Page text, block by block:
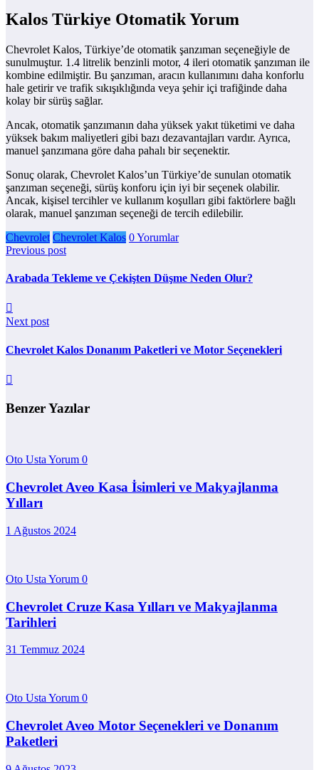
Kalos Türkiye Otomatik Yorum
Chevrolet Kalos, Türkiye’de otomatik şanzıman seçeneğiyle de
sunulmuştur. 1.4 litrelik benzinli motor, 4 ileri otomatik şanzıman ile
kombine edilmiştir. Bu şanzıman, aracın kullanımını daha konforlu
hale getirir ve trafik sıkışıklığında veya şehir içi trafiğinde daha
kolay bir sürüş sağlar.
Ancak, otomatik şanzımanın daha yüksek yakıt tüketimi ve daha
yüksek bakım maliyetleri gibi bazı dezavantajları vardır. Ayrıca,
manuel şanzımana göre daha pahalı bir seçenektir.
Sonuç olarak, Chevrolet Kalos’un Türkiye’de sunulan otomatik
şanzıman seçeneği, sürüş konforu için iyi bir seçenek olabilir.
Ancak, kişisel tercihler ve kullanım koşulları gibi faktörlere bağlı
olarak, manuel şanzıman seçeneği de tercih edilebilir.
Chevrolet Chevrolet Kalos 0 Yorumlar
Previous post
Arabada Tekleme ve Çekişten Düşme Neden Olur?
Next post
Chevrolet Kalos Donanım Paketleri ve Motor Seçenekleri
Benzer Yazılar
Oto Usta Yorum 0
Chevrolet Aveo Kasa İsimleri ve Makyajlanma
Yılları
1 Ağustos 2024
Oto Usta Yorum 0
Chevrolet Cruze Kasa Yılları ve Makyajlanma
Tarihleri
31 Temmuz 2024
Oto Usta Yorum 0
Chevrolet Aveo Motor Seçenekleri ve Donanım
Paketleri